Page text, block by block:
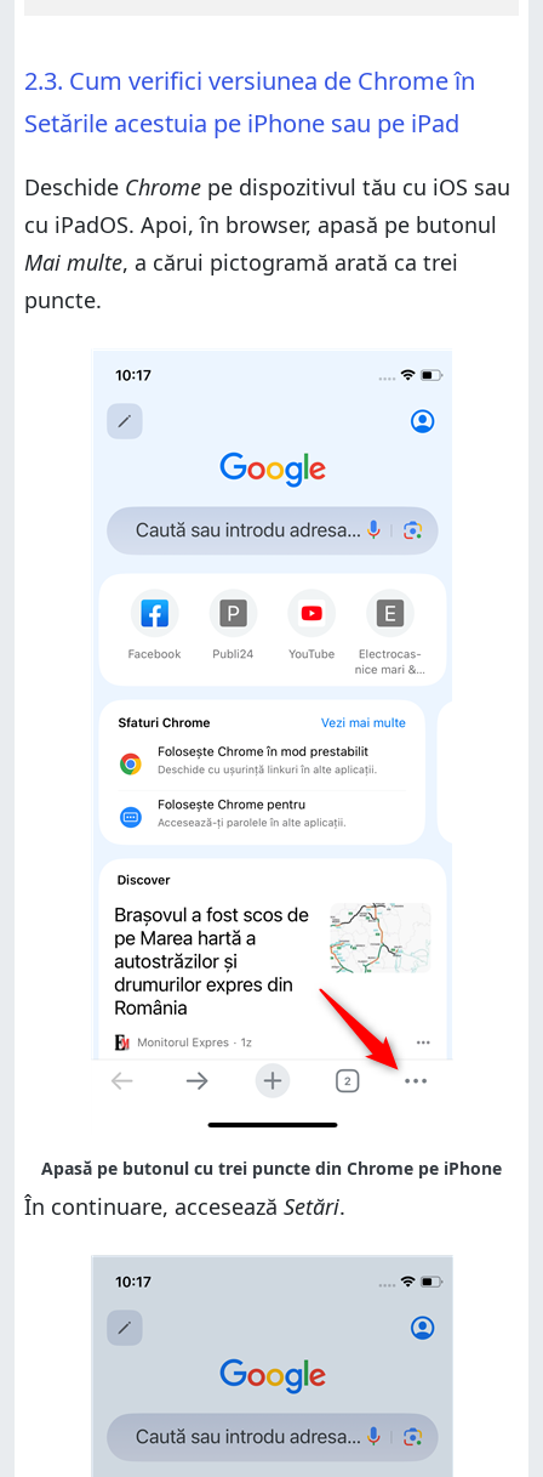
2.3. Cum verifici versiunea de Chrome în
Setările acestuia pe iPhone sau pe iPad
Deschide Chrome pe dispozitivul tău cu iOS sau
cu iPadOS. Apoi, în browser, apasă pe butonul
Mai multe, a cărui pictogramă arată ca trei
puncte.
În continuare, accesează Setări.